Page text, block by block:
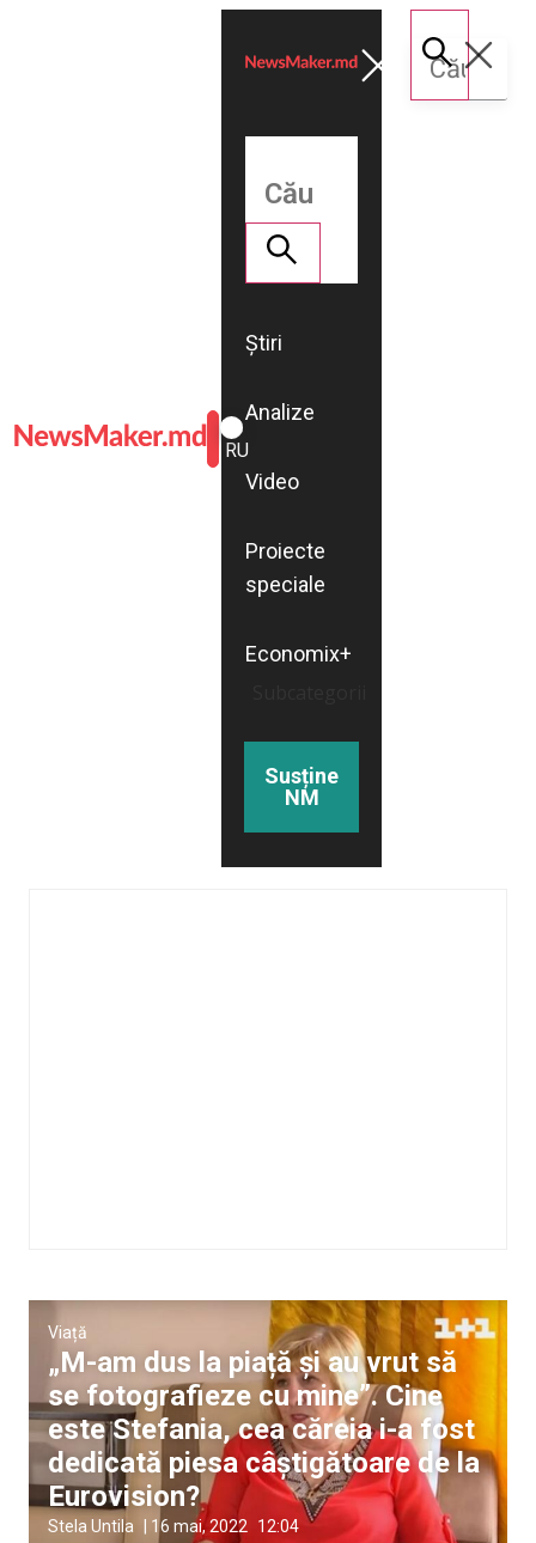
ROMÂNĂ
RU
Știri
Analize
Video
Proiecte
speciale
Economix+
Susține
NM
Viață
„M-am dus la piață și au vrut să
se fotografieze cu mine”. Cine
este Stefania, cea căreia i-a fost
dedicată piesa câștigătoare de la
Eurovision?
Stela Untila 16 mai, 2022 12:04